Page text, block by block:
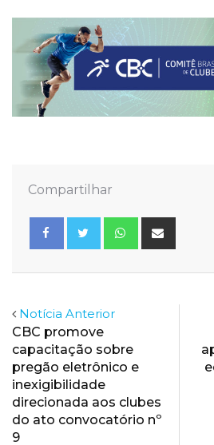
Compartilhar
Whatsapp
Notícia Anterior
CBC promove
capacitação sobre
pregão eletrônico e
inexigibilidade
direcionada aos clubes
do ato convocatório nº
9